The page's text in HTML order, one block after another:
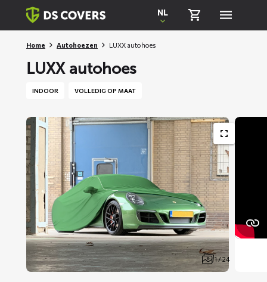
Skiplinks
NL
Home Autohoezen LUXX autohoes
LUXX autohoes
INDOOR VOLLEDIG OP MAAT
1 / 24